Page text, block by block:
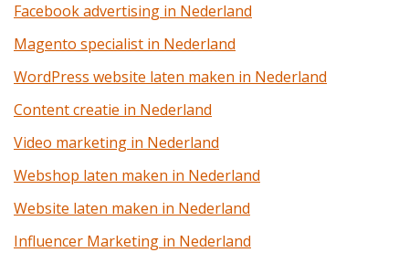
Facebook advertising in Nederland
Magento specialist in Nederland
WordPress website laten maken in Nederland
Content creatie in Nederland
Video marketing in Nederland
Webshop laten maken in Nederland
Website laten maken in Nederland
Influencer Marketing in Nederland